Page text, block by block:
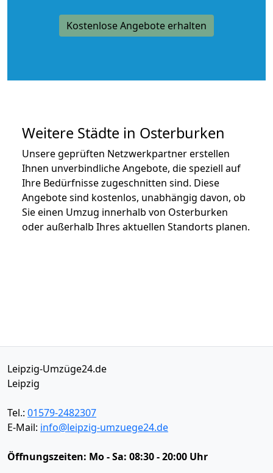
Kostenlose Angebote erhalten
Weitere Städte in Osterburken
Unsere geprüften Netzwerkpartner erstellen
Ihnen unverbindliche Angebote, die speziell auf
Ihre Bedürfnisse zugeschnitten sind. Diese
Angebote sind kostenlos, unabhängig davon, ob
Sie einen Umzug innerhalb von Osterburken
oder außerhalb Ihres aktuellen Standorts planen.
Leipzig-Umzüge24.de
Leipzig
Tel.: 01579-2482307
E-Mail: info@leipzig-umzuege24.de
Öffnungszeiten: Mo - Sa: 08:30 - 20:00 Uhr